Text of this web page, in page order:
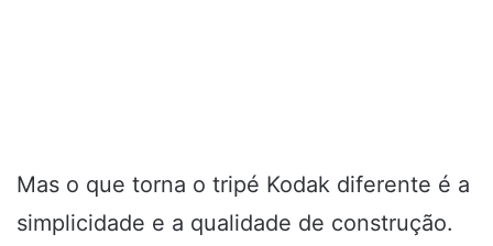
Mas o que torna o tripé Kodak diferente é a
simplicidade e a qualidade de construção.